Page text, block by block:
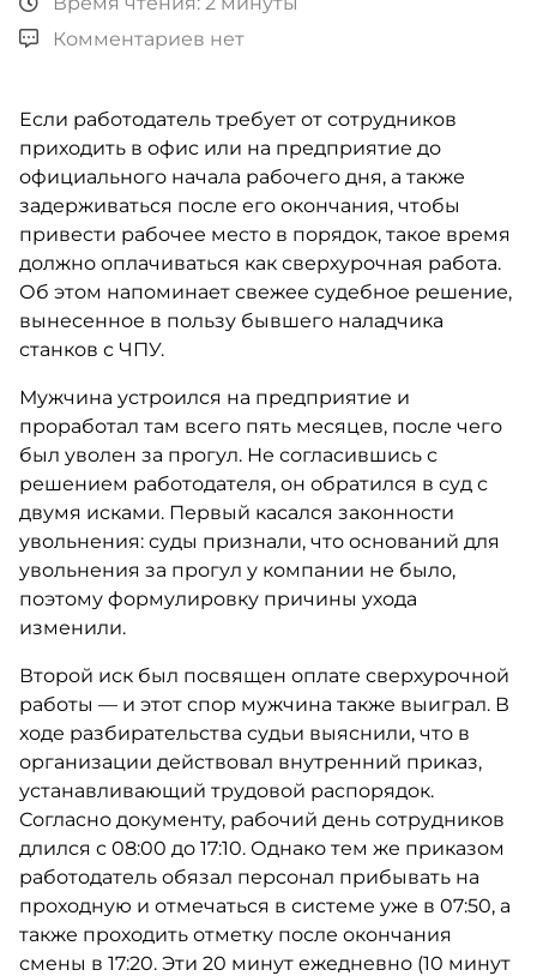
Комментариев нет
Если работодатель требует от сотрудников
приходить в офис или на предприятие до
официального начала рабочего дня, а также
задерживаться после его окончания, чтобы
привести рабочее место в порядок, такое время
должно оплачиваться как сверхурочная работа.
Об этом напоминает свежее судебное решение,
вынесенное в пользу бывшего наладчика
станков с ЧПУ.
Мужчина устроился на предприятие и
проработал там всего пять месяцев, после чего
был уволен за прогул. Не согласившись с
решением работодателя, он обратился в суд с
двумя исками. Первый касался законности
увольнения: суды признали, что оснований для
увольнения за прогул у компании не было,
поэтому формулировку причины ухода
изменили.
Второй иск был посвящен оплате сверхурочной
работы — и этот спор мужчина также выиграл. В
ходе разбирательства судьи выяснили, что в
организации действовал внутренний приказ,
устанавливающий трудовой распорядок.
Согласно документу, рабочий день сотрудников
длился с 08:00 до 17:10. Однако тем же приказом
работодатель обязал персонал прибывать на
проходную и отмечаться в системе уже в 07:50, а
также проходить отметку после окончания
смены в 17:20. Эти 20 минут ежедневно (10 минут